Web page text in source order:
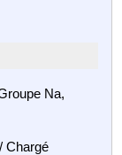
Na,
Chargé